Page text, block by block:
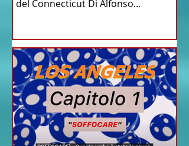
del Connecticut Di Alfonso...